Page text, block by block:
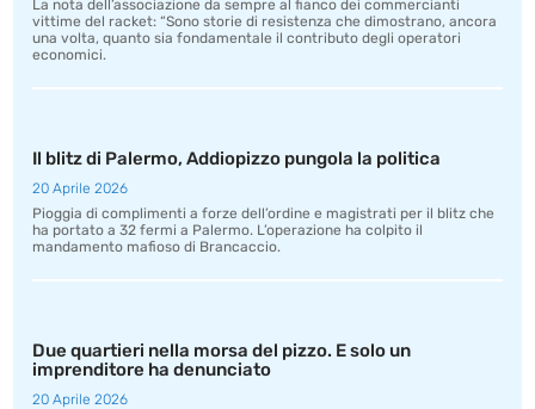
La nota dell’associazione da sempre al fianco dei commercianti
vittime del racket: “Sono storie di resistenza che dimostrano, ancora
una volta, quanto sia fondamentale il contributo degli operatori
economici.
Il blitz di Palermo, Addiopizzo pungola la politica
20 Aprile 2026
Pioggia di complimenti a forze dell’ordine e magistrati per il blitz che
ha portato a 32 fermi a Palermo. L’operazione ha colpito il
mandamento mafioso di Brancaccio.
Due quartieri nella morsa del pizzo. E solo un
imprenditore ha denunciato
20 Aprile 2026